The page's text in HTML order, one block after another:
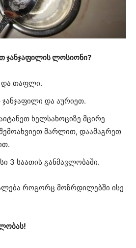
ჯანჯაფილის ლოსიონი?
და თაფლი.
და აურიეთ.
ხელსახოციზე მცირე
მარლით, დაამაგრეთ
3 საათის განმავლობაში.
როგორც მოზრდილებში ისე